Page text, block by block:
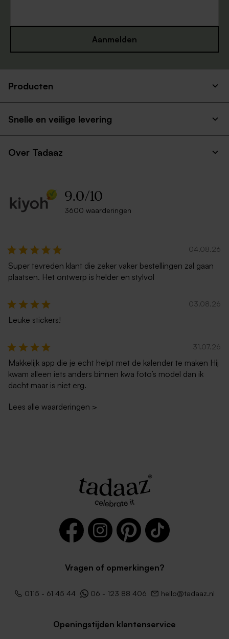
Aanmelden
Producten
Snelle en veilige levering
Over Tadaaz
9.0/10
3600 waarderingen
04.08.26
Super tevreden klant die zeker vaker bestellingen zal gaan
plaatsen. Het ontwerp is helder en stylvol
03.08.26
Leuke stickers!
31.07.26
Makkelijk app die je echt helpt met de kalender te maken Hij
kwam alleen iets anders binnen kwa foto’s model dan ik
dacht maar is niet erg.
Lees alle waarderingen >
Vragen of opmerkingen?
0115 - 61 45 44 06 - 123 88 406 hello@tadaaz.nl
Openingstijden klantenservice